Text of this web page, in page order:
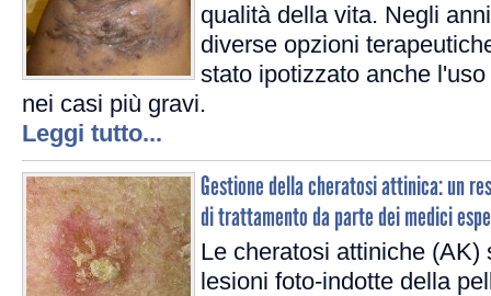
qualità della vita. Negli
diverse opzioni
stato ipotizzato anche
nei casi più gravi.
Leggi tutto...
Gestione della cheratosi attinica: un
di trattamento da parte dei medici
Le cheratosi attiniche (AK)
lesioni foto-indotte della